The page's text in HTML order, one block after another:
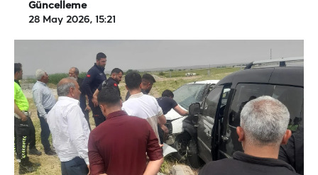
Güncelleme
28 May 2026, 15:21